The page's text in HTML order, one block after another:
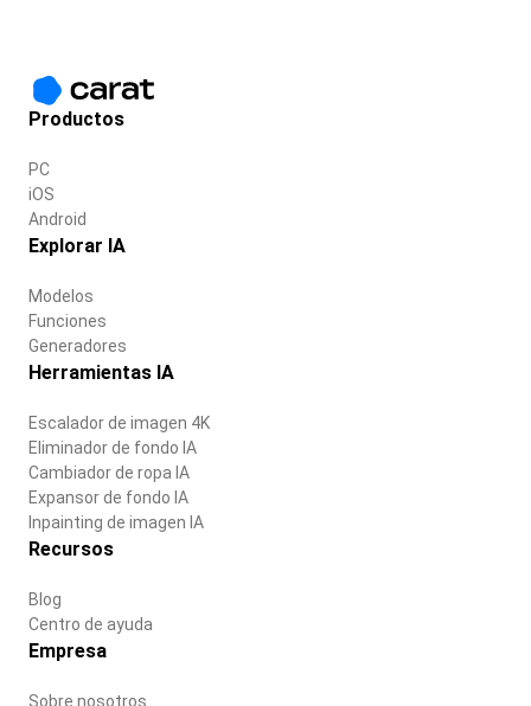
Productos
PC
iOS
Android
Explorar IA
Modelos
Funciones
Generadores
Herramientas IA
Escalador de imagen 4K
Eliminador de fondo IA
Cambiador de ropa IA
Expansor de fondo IA
Inpainting de imagen IA
Recursos
Blog
Centro de ayuda
Empresa
Sobre nosotros